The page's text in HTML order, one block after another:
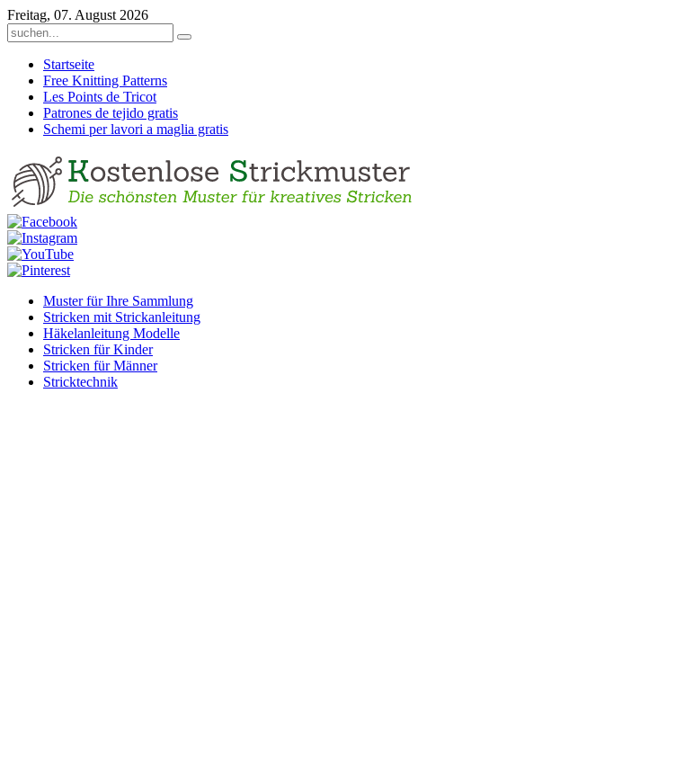
Freitag, 07. August 2026
Startseite
Free Knitting Patterns
Les Points de Tricot
Patrones de tejido gratis
Schemi per lavori a maglia gratis
Muster für Ihre Sammlung
Stricken mit Strickanleitung
Häkelanleitung Modelle
Stricken für Kinder
Stricken für Männer
Stricktechnik